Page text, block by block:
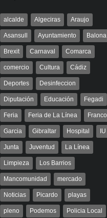
alcalde Algeciras Araujo
Asansull Ayuntamiento Balona
Brexit Carnaval Comarca
comercio Cultura Cádiz
Deportes Desinfeccion
Diputación Educación Fegadi
Feria Feria de La Línea Franco
Garcia Gibraltar Hospital IU
Junta Juventud La Línea
Limpieza Los Barrios
Mancomunidad mercado
Noticias Picardo playas
pleno Podemos Policia Local